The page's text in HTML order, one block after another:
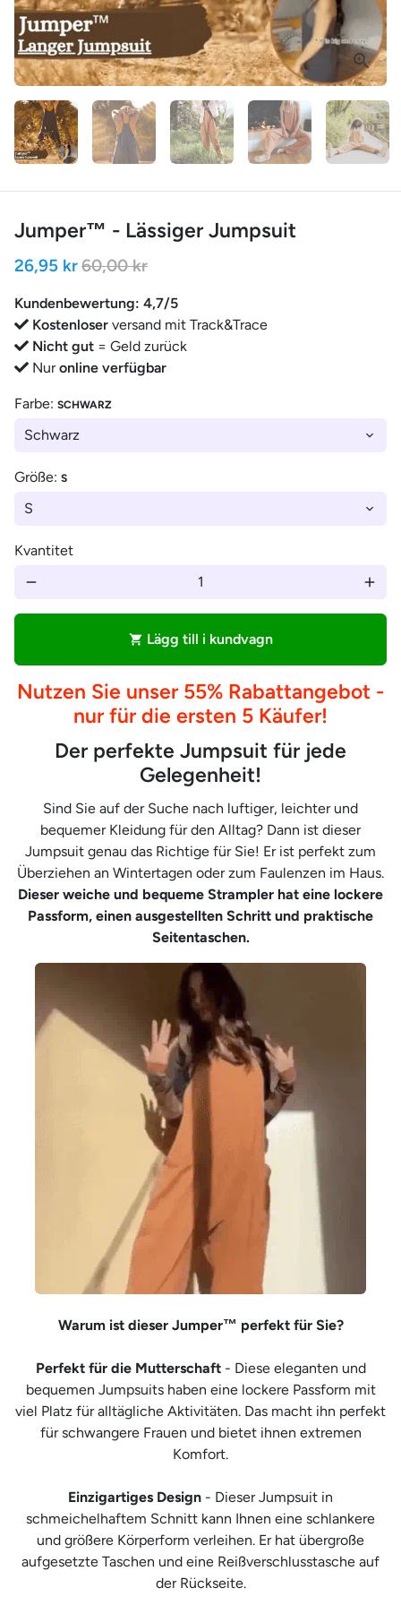
Jumper™ - Lässiger Jumpsuit
26,95 kr60,00 kr
Kundenbewertung: 4,7/5
Kostenloser versand mit Track&Trace
Nicht gut = Geld zurück
Nuronline verfügbar
Farbe: SCHWARZ
Größe: S
Kvantitet
remove add
shopping_cart Lägg till i kundvagn
Nutzen Sie unser 55% Rabattangebot -
nur für die ersten 5 Käufer!
Der perfekte Jumpsuit für jede
Gelegenheit!
Sind Sie auf der Suche nach luftiger, leichter und
bequemer Kleidung für den Alltag? Dann ist dieser
Jumpsuit genau das Richtige für Sie! Er ist perfekt zum
Überziehen an Wintertagen oder zum Faulenzen im Haus.
Dieser weiche und bequeme Strampler hat eine lockere
Passform, einen ausgestellten Schritt und praktische
Seitentaschen.
Warum ist dieser Jumper™ perfekt für Sie?
Perfekt für die Mutterschaft- Diese eleganten und
bequemen Jumpsuits haben eine lockere Passform mit
viel Platz für alltägliche Aktivitäten. Das macht ihn perfekt
für schwangere Frauen und bietet ihnen extremen
Komfort.
Einzigartiges Design - Dieser Jumpsuit in
schmeichelhaftem Schnitt kann Ihnen eine schlankere
und größere Körperform verleihen. Er hat übergroße
aufgesetzte Taschen und eine Reißverschlusstasche auf
der Rückseite.